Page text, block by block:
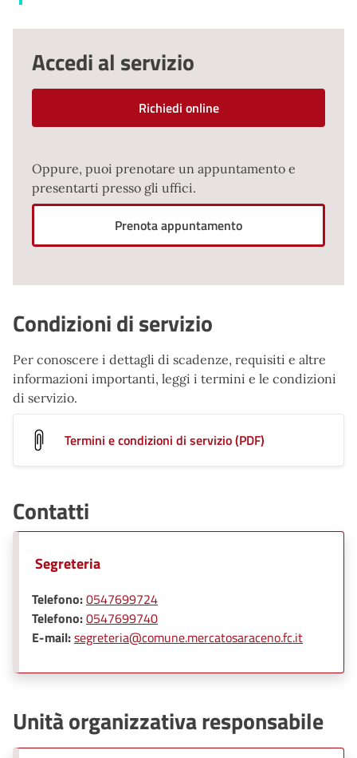
Accedi al servizio
Richiedi online
Oppure, puoi prenotare un appuntamento e
presentarti presso gli uffici.
Prenota appuntamento
Condizioni di servizio
Per conoscere i dettagli di scadenze, requisiti e altre
informazioni importanti, leggi i termini e le condizioni
di servizio.
Termini e condizioni di servizio (PDF)
Contatti
Segreteria
Telefono:0547699724
Telefono:0547699740
E-mail:segreteria@comune.mercatosaraceno.fc.it
Unità organizzativa responsabile